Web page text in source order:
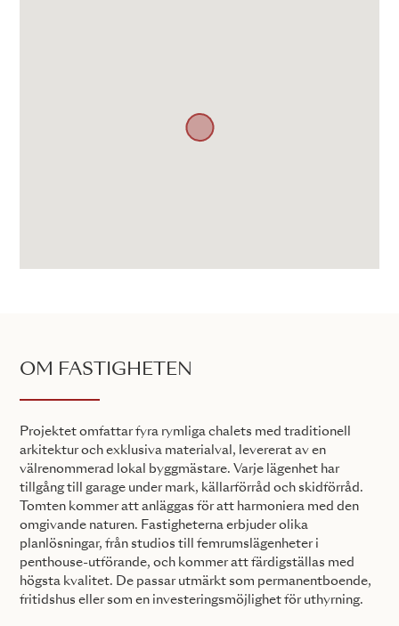
OM FASTIGHETEN
Projektet omfattar fyra rymliga chalets med traditionell
arkitektur och exklusiva materialval, levererat av en
välrenommerad lokal byggmästare. Varje lägenhet har
tillgång till garage under mark, källarförråd och skidförråd.
Tomten kommer att anläggas för att harmoniera med den
omgivande naturen. Fastigheterna erbjuder olika
planlösningar, från studios till femrumslägenheter i
penthouse-utförande, och kommer att färdigställas med
högsta kvalitet. De passar utmärkt som permanentboende,
fritidshus eller som en investeringsmöjlighet för uthyrning.